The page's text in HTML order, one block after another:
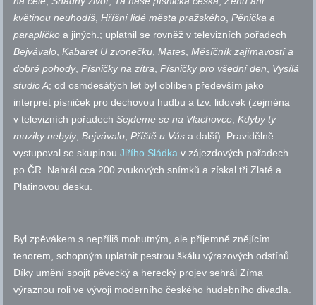
květinou neuhodíš,Hříšní lidé města pražského,Pěnička a
paraplíčko a jiných.; uplatnil se rovněž v televizních pořadech
Bejvávalo,Kabaret U zvonečku,Mates,Měsíčník zajímavostí a
dobré pohody,Písničky na zítra,Písničky pro všední den, Vysílá
studio A; od osmdesátých let byl oblíben především jako
interpret písniček pro dechovou hudbu atzv. lidovek (zejména
v televizních pořadechSejdeme se na Vlachovce,Kdyby ty
muziky nebyly,Bejvávalo,Příště u Vás a další). Pravidělně
vystupoval se skupinouJiřího Sládka v zájezdových pořadech
po ČR. Nahrál cca 200 zvukových snímků a získal tři Zlaté a
Platinovou desku.
Byl zpěvákem s nepříliš mohutným, ale příjemně znějícím
tenorem, schopným uplatnit pestrou škálu výrazových odstínů.
Díky umění spojit pěvecký a herecký projev sehrál Zíma
výraznou roli ve vývoji moderního českého hudebního divadla.